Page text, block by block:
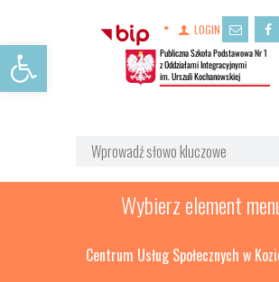
Open toolbar
LOGIN
Wybierz element
Centrum Usług Społecznych w